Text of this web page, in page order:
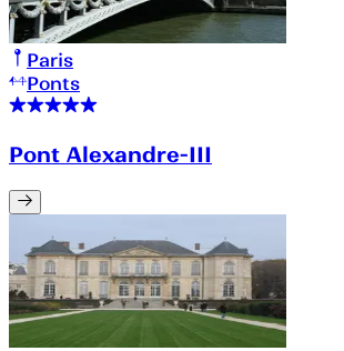
Paris
Ponts
Pont Alexandre-III